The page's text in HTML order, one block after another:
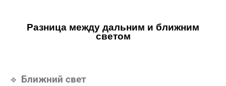
Разница между дальним и ближним
светом
🔹
Ближний свет